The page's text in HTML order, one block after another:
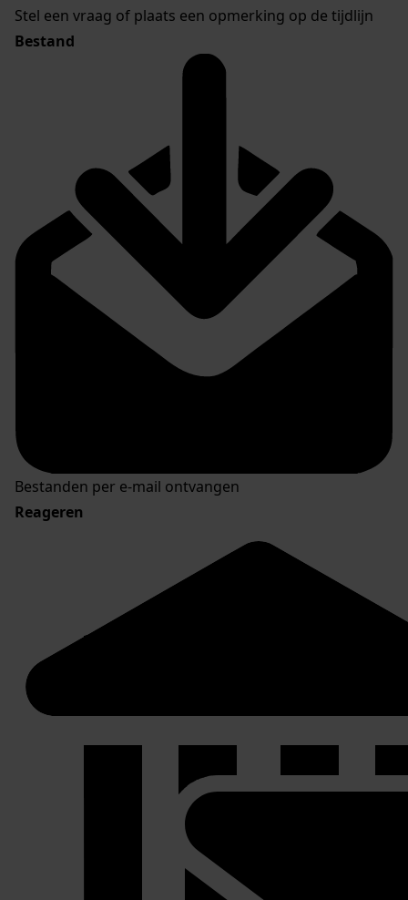
Stel een vraag of plaats een opmerking op de tijdlijn
Bestand
Bestanden per e-mail ontvangen
Reageren